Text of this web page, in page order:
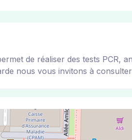
de réaliser des tests PCR,
nous vous invitons à